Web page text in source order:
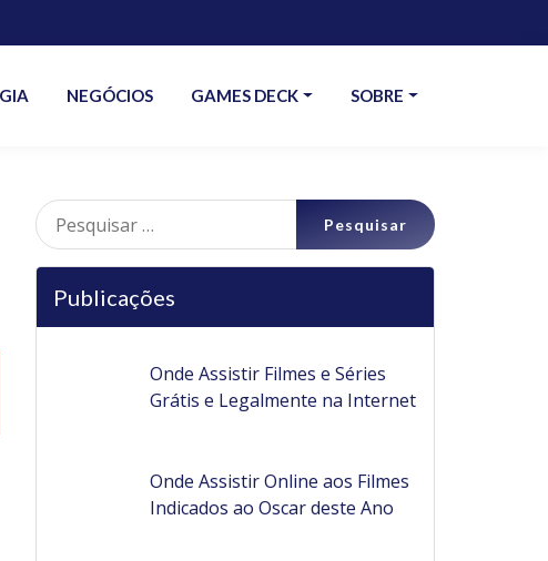
NEGÓCIOS GAMES DECK SOBRE
Pesquisar
por:
Publicações
Onde Assistir Filmes e Séries
Grátis e Legalmente na Internet
Onde Assistir Online aos Filmes
Indicados ao Oscar deste Ano